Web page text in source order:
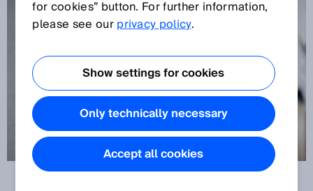
for cookies” button. For further information,
please see ourprivacy policy.
Show settings for cookies
Only technically necessary
Accept all cookies